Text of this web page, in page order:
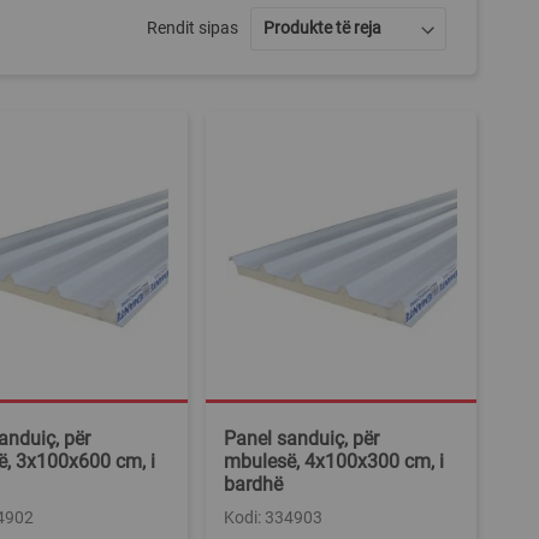
Rendit sipas
për
3x100x600 cm, i
Panel sanduiç, për
mbulesë, 4x100x300 cm, i
bardhë
Kodi: 334903